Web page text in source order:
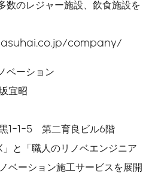
数のレジャー施設、飲食施設を
company/
ベーション
宜昭
1-1-5 第二育良ビル6階
」と「職人のリノベエンジニア
ベーション施工サービスを展開